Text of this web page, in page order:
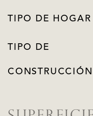
TIPO DE HOGAR
TIPO DE
CONSTRUCCIÓN